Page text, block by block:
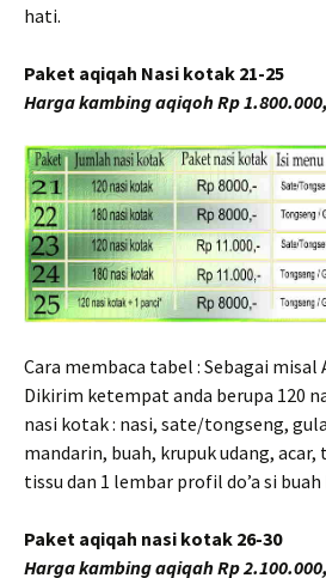
hati.
Paket aqiqah Nasi kotak 21-25
Harga kambing aqiqoh Rp
Cara membaca tabel : Sebagai misal
Dikirim ketempat anda berupa 120
nasi kotak : nasi, sate/tongseng,
mandarin, buah, krupuk udang, acar,
tissu dan 1 lembar profil do’a si
Paket aqiqah nasi kotak 26-30
Harga kambing aqiqah Rp